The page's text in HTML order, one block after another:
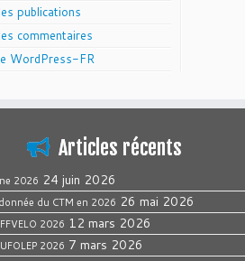
publications
commentaires
WordPress-FR
Articles récents
2026 24 juin 2026
du CTM en 2026 26 mai 2026
2026 12 mars 2026
2026 7 mars 2026